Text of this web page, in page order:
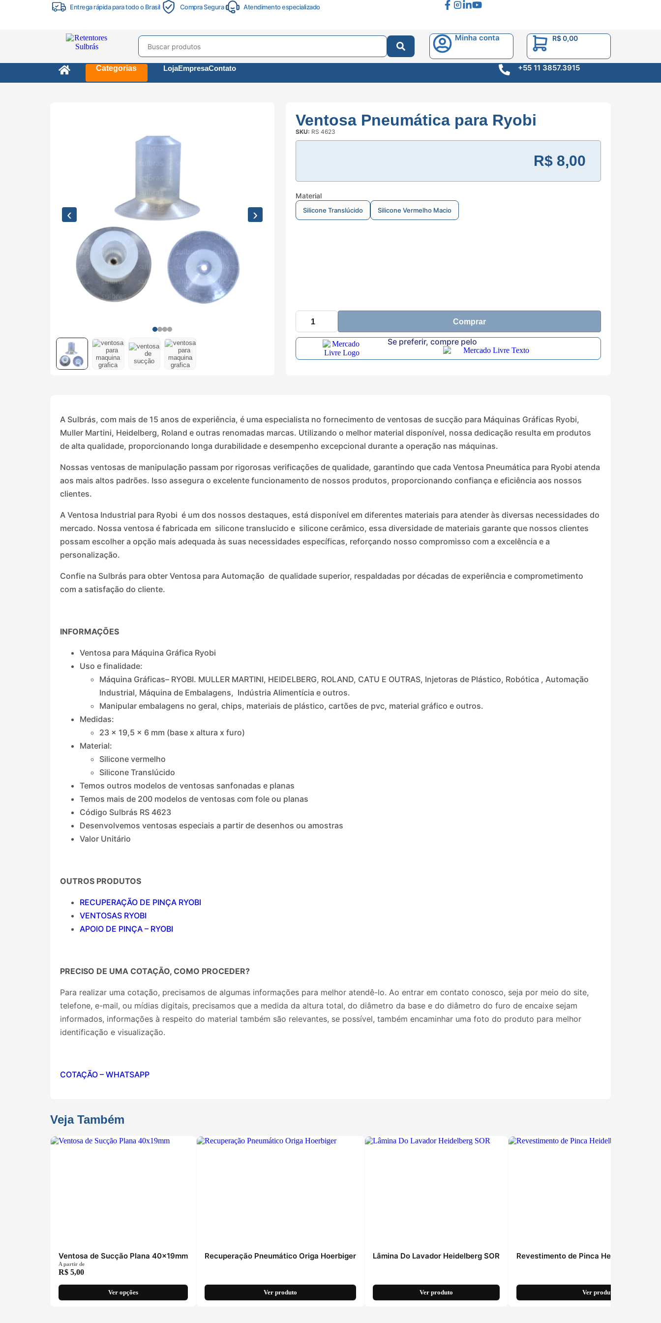
Entrega rápida para todo o Brasil Compra Segura Atendimento especializado
Minha conta R$0,00
Categorias LojaEmpresaContato +55 11 3857.3915
‹ ›
Ventosa Pneumática para Ryobi
SKU: RS 4623
R$ 8,00
Material
Silicone Translúcido Silicone Vermelho Macio
Comprar
Se preferir, compre pelo
A Sulbrás, com mais de 15 anos de experiência, é uma especialista no fornecimento de ventosas de sucção para Máquinas Gráficas Ryobi,
Muller Martini, Heidelberg, Roland e outras renomadas marcas. Utilizando o melhor material disponível, nossa dedicação resulta em produtos
de alta qualidade, proporcionando longa durabilidade e desempenho excepcional durante a operação nas máquinas.
Nossas ventosas de manipulação passam por rigorosas verificações de qualidade, garantindo que cada Ventosa Pneumática para Ryobi atenda
aos mais altos padrões. Isso assegura o excelente funcionamento de nossos produtos, proporcionando confiança e eficiência aos nossos
clientes.
A Ventosa Industrial para Ryobi é um dos nossos destaques, está disponível em diferentes materiais para atender às diversas necessidades do
mercado. Nossa ventosa é fabricada em silicone translucido e silicone cerâmico, essa diversidade de materiais garante que nossos clientes
possam escolher a opção mais adequada às suas necessidades específicas, reforçando nosso compromisso com a excelência e a
personalização.
Confie na Sulbrás para obter Ventosa para Automação de qualidade superior, respaldadas por décadas de experiência e comprometimento
com a satisfação do cliente.
INFORMAÇÕES
Ventosa para Máquina Gráfica Ryobi
Uso e finalidade:
Máquina Gráficas– RYOBI. MULLER MARTINI, HEIDELBERG, ROLAND, CATU E OUTRAS, Injetoras de Plástico, Robótica , Automação
Industrial, Máquina de Embalagens, Indústria Alimentícia e outros.
Manipular embalagens no geral, chips, materiais de plástico, cartões de pvc, material gráfico e outros.
Medidas:
23 x 19,5 x 6 mm (base x altura x furo)
Material:
Silicone vermelho
Silicone Translúcido
Temos outros modelos de ventosas sanfonadas e planas
Temos mais de 200 modelos de ventosas com fole ou planas
Código Sulbrás RS 4623
Desenvolvemos ventosas especiais a partir de desenhos ou amostras
Valor Unitário
OUTROS PRODUTOS
RECUPERAÇÃO DE PINÇA RYOBI
VENTOSAS RYOBI
APOIO DE PINÇA – RYOBI
PRECISO DE UMA COTAÇÃO, COMO PROCEDER?
Para realizar uma cotação, precisamos de algumas informações para melhor atendê-lo. Ao entrar em contato conosco, seja por meio do site,
telefone, e-mail, ou mídias digitais, precisamos que a medida da altura total, do diâmetro da base e do diâmetro do furo de encaixe sejam
informados, informações à respeito do material também são relevantes, se possível, também encaminhar uma foto do produto para melhor
identificação e visualização.
COTAÇÃO – WHATSAPP
Veja Também
Ventosa de Sucção Plana 40x19mm
A partir de
R$ 5,00
Ver opções
Recuperação Pneumático Origa Hoerbiger
Ver produto
Lâmina Do Lavador Heidelberg SOR
Ver produto
Revestimento de Pinca Heidelberg
Ver produto